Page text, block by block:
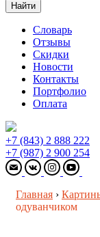
Найти
Словарь
Отзывы
Скидки
Новости
Контакты
Портфолио
Оплата
+7 (843) 2 888 222
+7 (987) 2 900 254
Главная ›
одуванчиком